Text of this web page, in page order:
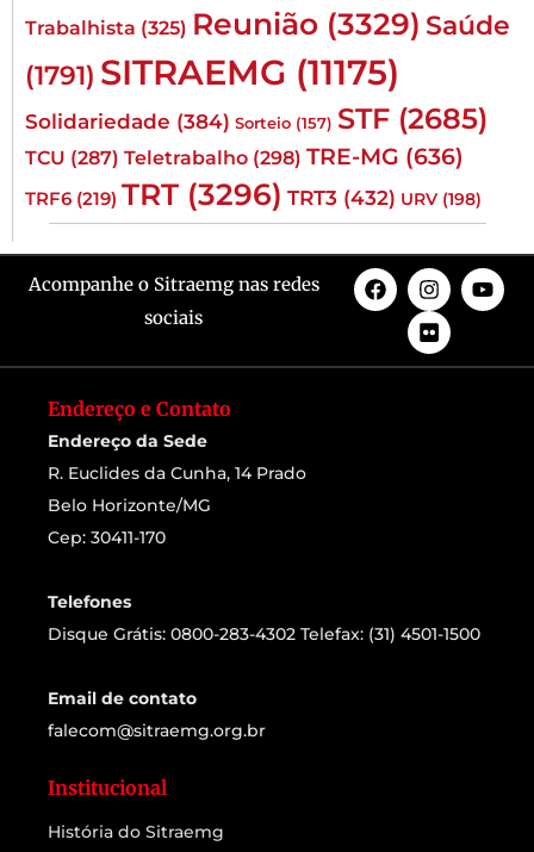
Trabalhista (325) Reunião (3329) Saúde
(1791) SITRAEMG (11175)
Solidariedade (384) Sorteio (157) STF (2685)
TCU (287) Teletrabalho (298) TRE-MG (636)
TRF6 (219) TRT (3296) TRT3 (432) URV (198)
Acompanhe o Sitraemg nas redes
sociais
Endereço e Contato
Endereço da Sede
R. Euclides da Cunha, 14 Prado
Belo Horizonte/MG
Cep: 30411-170
Telefones
Disque Grátis: 0800-283-4302 Telefax: (31) 4501-1500
Email de contato
falecom@sitraemg.org.br
Institucional
História do Sitraemg